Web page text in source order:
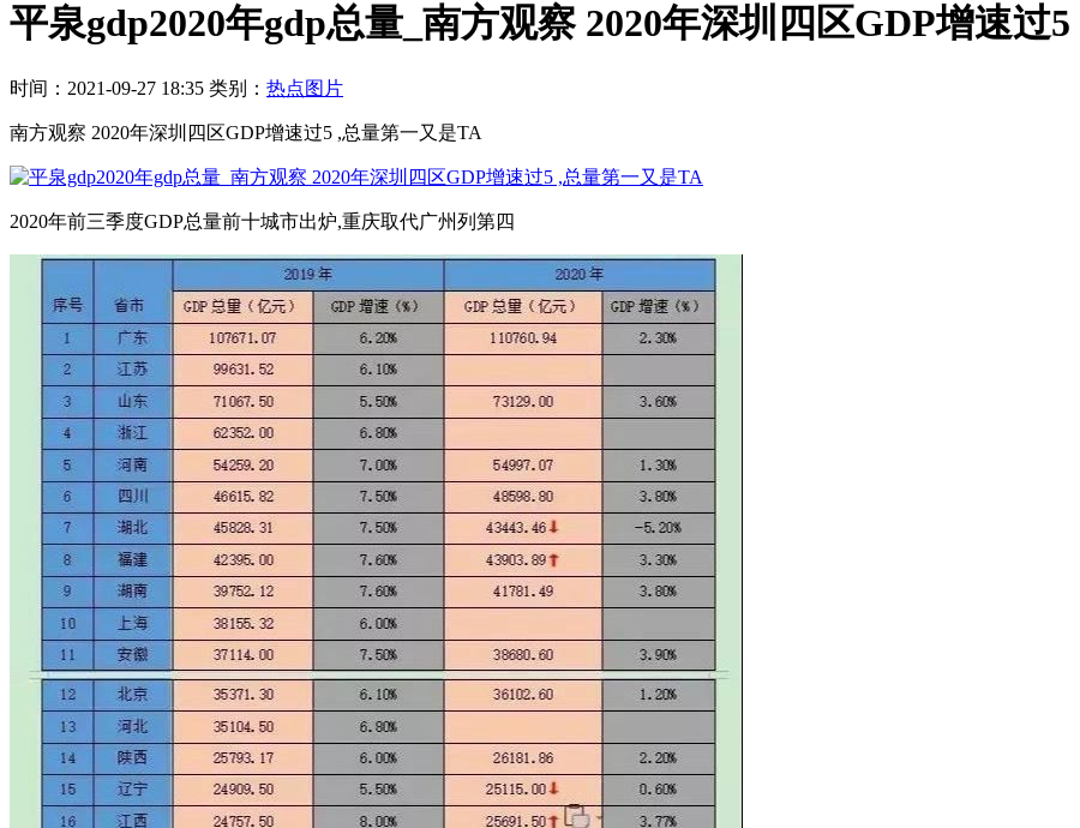
平泉gdp2020年gdp总量_南方观察 2020年深圳四区GDP增速过
时间：2021-09-27 18:35 类别： 热点图片
南方观察 2020年深圳四区GDP增速过5 ,总量第一又是TA
2020年前三季度GDP总量前十城市出炉,重庆取代广州列第四